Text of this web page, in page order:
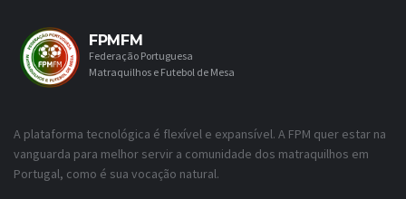
FPMFM
Federação Portuguesa
Matraquilhos e Futebol de Mesa
A plataforma tecnológica é flexível e expansível. A FPM quer estar na
vanguarda para melhor servir a comunidade dos matraquilhos em
Portugal, como é sua vocação natural.